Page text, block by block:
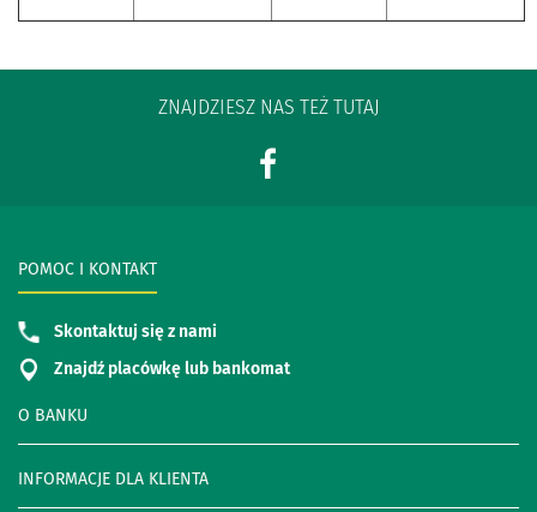
ZNAJDZIESZ NAS TEŻ TUTAJ
O BANKU
INFORMACJE DLA KLIENTA
POMOC I KONTAKT
Skontaktuj się z nami
Znajdź placówkę lub bankomat